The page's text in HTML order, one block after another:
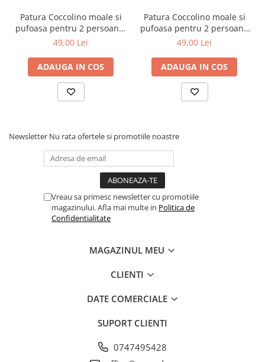
Patura Coccolino moale si
pufoasa pentru 2 persoane,
200X230 cm, Verde
49,00 Lei
ADAUGA IN COS
Patura Coccolino moale si
pufoasa pentru 2 persoane
200X230 cm Bej
49,00 Lei
ADAUGA IN COS
Newsletter Nu rata ofertele si promotiile noastre
Vreau sa primesc newsletter cu promotiile
magazinului. Afla mai multe in Politica de
Confidentialitate
MAGAZINUL MEU
CLIENTI
DATE COMERCIALE
SUPORT CLIENTI
0747495428